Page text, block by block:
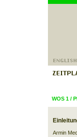
WOS 1/
Armin